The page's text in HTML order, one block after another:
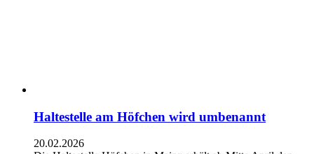
Haltestelle am Höfchen wird umbenannt
20.02.2026